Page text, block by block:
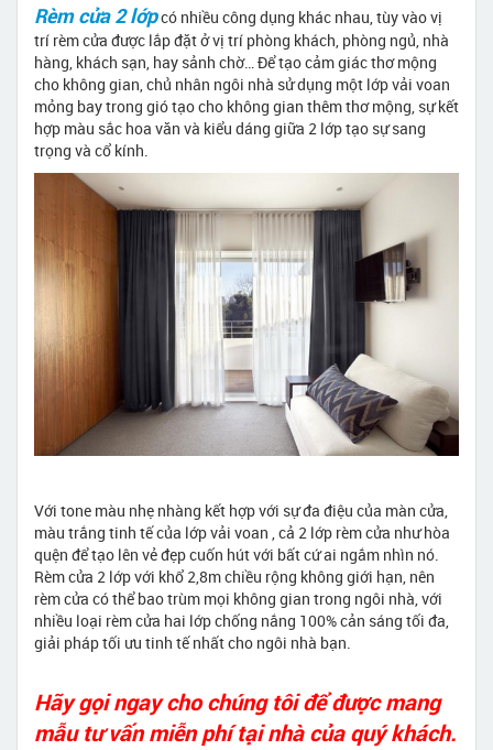
Rèm cửa 2 lớpcó nhiều công dụng khác nhau, tùy vào vị
trí rèm cửa được lắp đặt ở vị trí phòng khách, phòng ngủ, nhà
hàng, khách sạn, hay sảnh chờ… Để tạo cảm giác thơ mộng
cho không gian, chủ nhân ngôi nhà sử dụng một lớp vải voan
mỏng bay trong gió tạo cho không gian thêm thơ mộng, sự kết
hợp màu sắc hoa văn và kiểu dáng giữa 2 lớp tạo sự sang
trọng và cổ kính.
Với tone màu nhẹ nhàng kết hợp với sự đa điệu của màn cửa,
màu trắng tinh tế của lớp vải voan , cả 2 lớp rèm cửa như hòa
quện để tạo lên vẻ đẹp cuốn hút với bất cứ ai ngắm nhìn nó.
Rèm cửa 2 lớp với khổ 2,8m chiều rộng không giới hạn, nên
rèm cửa có thể bao trùm mọi không gian trong ngôi nhà, với
nhiều loại rèm cửa hai lớp chống nắng 100% cản sáng tối đa,
giải pháp tối ưu tinh tế nhất cho ngôi nhà bạn.
Hãy gọi ngay cho chúng tôi để được mang
mẫu tư vấn miễn phí tại nhà của quý khách.